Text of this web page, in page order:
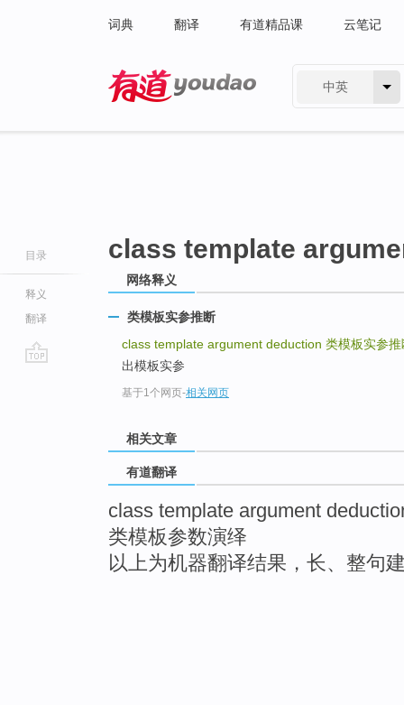
词典 翻译 有道精品课 云笔记
中英
目录
释义
翻译
class template
网络释义
类模板实参推断
class template argument deduction 类模板实参推
出模板实参
基于1个网页-相关网页
相关文章
有道翻译
class template argument
类模板参数演绎
以上为机器翻译结果，长、整句